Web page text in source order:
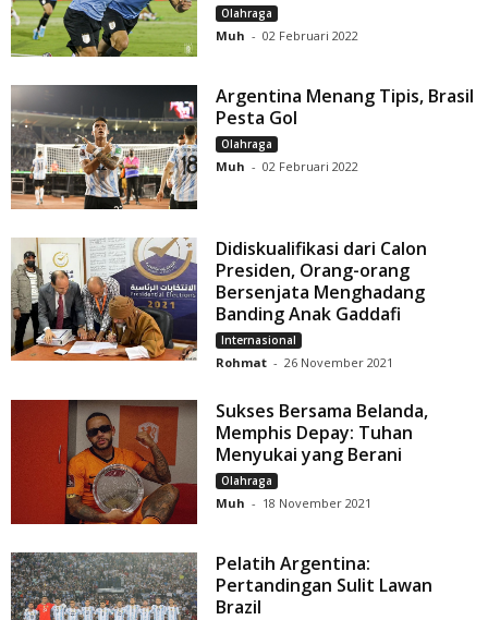
Olahraga
Muh - 02 Februari 2022
Argentina Menang Tipis, Brasil
Pesta Gol
Olahraga
Muh - 02 Februari 2022
Didiskualifikasi dari Calon
Presiden, Orang-orang
Bersenjata Menghadang
Banding Anak Gaddafi
Internasional
Rohmat - 26 November 2021
Sukses Bersama Belanda,
Memphis Depay: Tuhan
Menyukai yang Berani
Olahraga
Muh - 18 November 2021
Pelatih Argentina:
Pertandingan Sulit Lawan
Brazil